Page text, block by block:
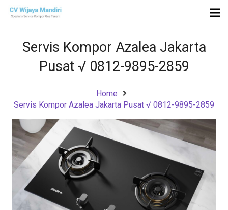
Servis Kompor Azalea Jakarta
Pusat √ 0812-9895-2859
Home
Servis Kompor Azalea Jakarta Pusat √ 0812-9895-2859